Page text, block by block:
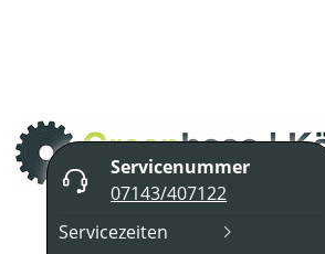
Servicenummer
07143/407122
Servicezeiten